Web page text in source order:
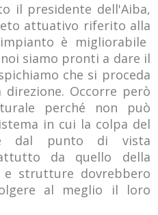
il presidente dell'Aiba,
attuativo riferito alla
è migliorabile
siamo pronti a dare il
che si proceda
Occorre però
perché non può
in cui la colpa del
dal punto di vista
da quello della
strutture dovrebbero
al meglio il loro